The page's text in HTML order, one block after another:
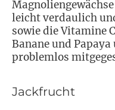
leicht verdaulich
sowie die Vitamine
Banane und
problemlos
Jackfrucht